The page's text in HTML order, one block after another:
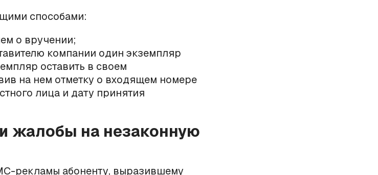
способами:
о вручении;
компании один экземпляр
оставить в своем
на нем отметку о входящем номере
лица и дату принятия
жалобы на незаконную
рекламы абоненту, выразившему